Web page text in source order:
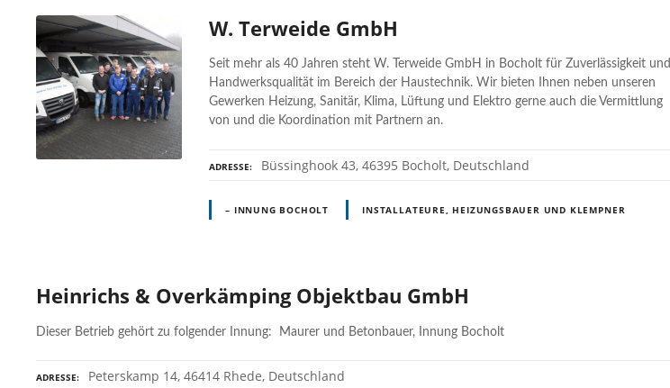
W. Terweide GmbH
Seit mehr als 40 Jahren steht W. Terweide GmbH in Bocholt für Zuverlässigkeit und
Handwerksqualität im Bereich der Haustechnik. Wir bieten Ihnen neben unseren
Gewerken Heizung, Sanitär, Klima, Lüftung und Elektro gerne auch die Vermittlung
von und die Koordination mit Partnern an.
ADRESSE Büssinghook 43, 46395 Bocholt, Deutschland
– INNUNG BOCHOLT INSTALLATEURE, HEIZUNGSBAUER UND KLEMPNER
Heinrichs & Overkämping Objektbau GmbH
Dieser Betrieb gehört zu folgender Innung: Maurer und Betonbauer, Innung Bocholt
ADRESSE Peterskamp 14, 46414 Rhede, Deutschland